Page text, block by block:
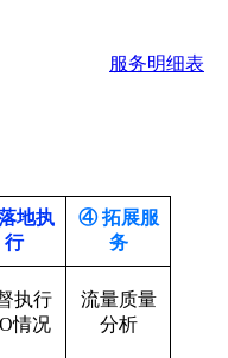
服务明细表
地执
行
④ 拓展服
务
执行
情况
流量质量
分析